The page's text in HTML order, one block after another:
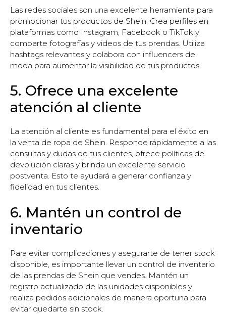
Las redes sociales son una excelente herramienta para
promocionar tus productos de Shein. Crea perfiles en
plataformas como Instagram, Facebook o TikTok y
comparte fotografías y videos de tus prendas. Utiliza
hashtags relevantes y colabora con influencers de
moda para aumentar la visibilidad de tus productos.
5. Ofrece una excelente
atención al cliente
La atención al cliente es fundamental para el éxito en
la venta de ropa de Shein. Responde rápidamente a las
consultas y dudas de tus clientes, ofrece políticas de
devolución claras y brinda un excelente servicio
postventa. Esto te ayudará a generar confianza y
fidelidad en tus clientes.
6. Mantén un control de
inventario
Para evitar complicaciones y asegurarte de tener stock
disponible, es importante llevar un control de inventario
de las prendas de Shein que vendes. Mantén un
registro actualizado de las unidades disponibles y
realiza pedidos adicionales de manera oportuna para
evitar quedarte sin stock.